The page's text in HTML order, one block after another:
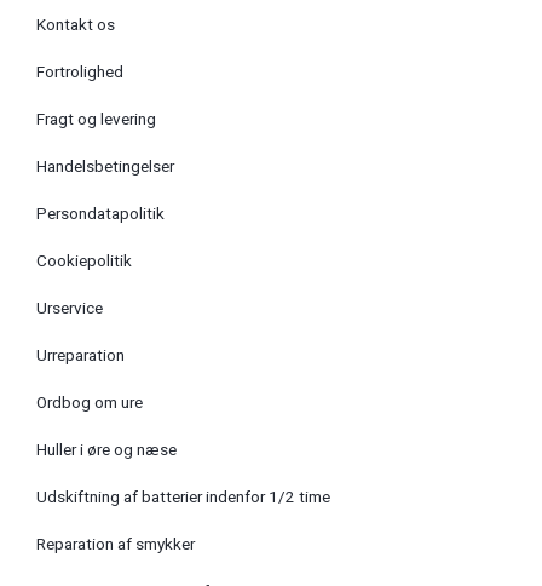
Kontakt os
Fortrolighed
Fragt og levering
Handelsbetingelser
Persondatapolitik
Cookiepolitik
Urservice
Urreparation
Ordbog om ure
Huller i øre og næse
Udskiftning af batterier indenfor 1/2 time
Reparation af smykker